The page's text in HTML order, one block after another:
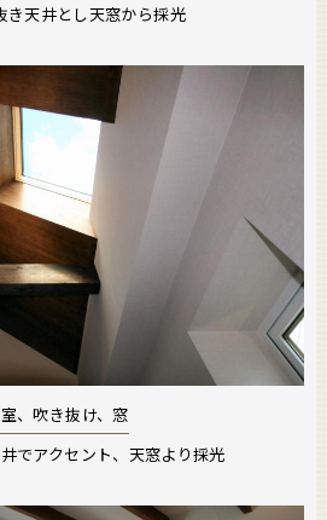
き天井とし天窓から採光
、吹き抜け、窓
でアクセント、天窓より採光